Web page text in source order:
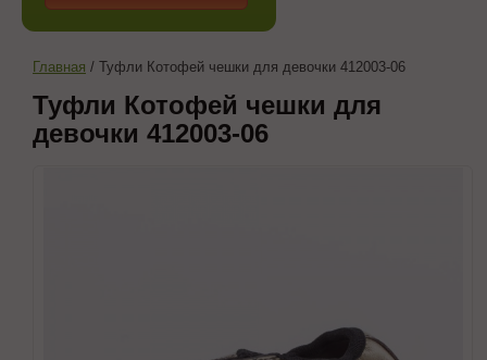
Главная / Туфли Котофей чешки для девочки 412003-06
Туфли Котофей чешки для
девочки 412003-06